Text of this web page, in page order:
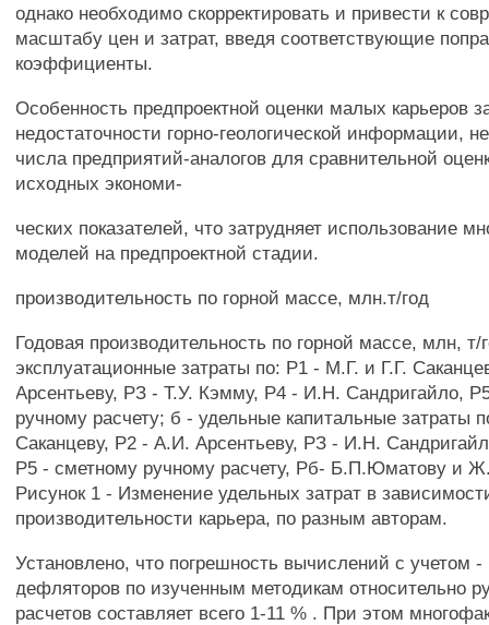
однако необходимо скорректировать и привести к
масштабу цен и затрат, введя соответствующие
коэффициенты.
Особенность предпроектной оценки малых карьеров
недостаточности горно-геологической информации,
числа предприятий-аналогов для сравнительной
исходных экономи-
ческих показателей, что затрудняет использование
моделей на предпроектной стадии.
производительность по горной массе, млн.т/год
Годовая производительность по горной массе, млн,
эксплуатационные затраты по: Р1 - М.Г. и Г.Г.
Арсентьеву, РЗ - Т.У. Кэмму, Р4 - И.Н. Сандригайло,
ручному расчету; б - удельные капитальные затраты
Саканцеву, Р2 - А.И. Арсентьеву, РЗ - И.Н.
Р5 - сметному ручному расчету, Рб- Б.П.Юматову и
Рисунок 1 - Изменение удельных затрат в
производительности карьера, по разным авторам.
Установлено, что погрешность вычислений с учетом -
дефляторов по изученным методикам относительно
расчетов составляет всего 1-11 % . При этом